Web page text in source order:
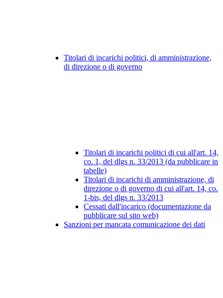
Titolari di incarichi politici, di amministrazione,
di direzione o di governo
Titolari di incarichi politici di cui all'art. 14,
co. 1, del dlgs n. 33/2013 (da pubblicare in
tabelle)
Titolari di incarichi di amministrazione, di
direzione o di governo di cui all'art. 14, co.
1-bis, del dlgs n. 33/2013
Cessati dall'incarico (documentazione da
pubblicare sul sito web)
Sanzioni per mancata comunicazione dei dati